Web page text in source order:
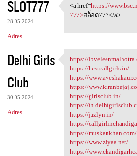
SLOT777
28.05.2024
Adres
<a href=https://
<a href=https://
777>สล็อต777</a>
Delhi Girls
Club
30.05.2024
Adres
https://
https://
https://bestcallgirls.in/
https://
https://
https://girlsclub.in/
https://
https://jazlyn.in/
https://
https://muskankhan.com/
https://www.ziyaa.net/
https://